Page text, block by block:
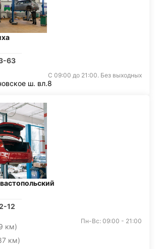
63
С 09:00 до 21:00. Без выходных
ш. вл.8
12
км)
км)
Пн-Вс: 09:00 - 21:00